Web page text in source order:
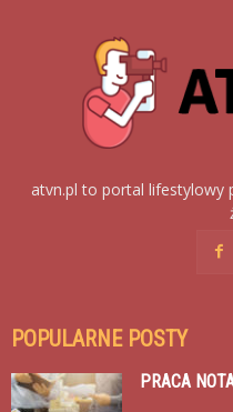
atvn.pl to portal lifestylowy
POPULARNE POSTY
PRACA